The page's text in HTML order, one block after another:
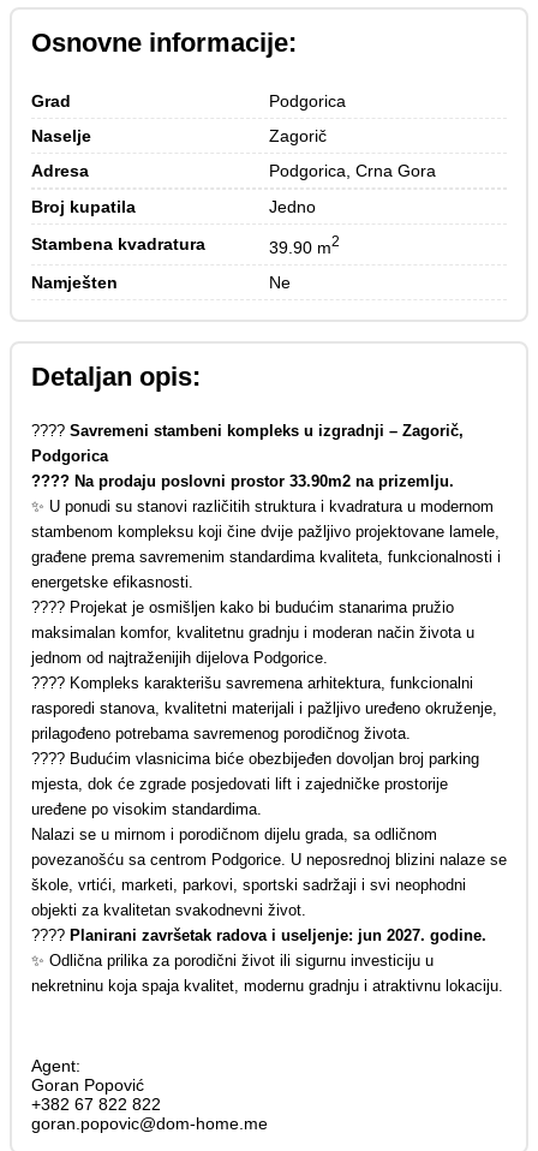
Osnovne informacije:
Grad
Podgorica
Naselje
Zagorič
Adresa
Podgorica, Crna Gora
Broj kupatila
Jedno
Stambena kvadratura
39.90 m2
Namješten Ne
Detaljan opis:
???? Savremeni stambeni kompleks u izgradnji – Zagorič,
Podgorica
???? Na prodaju poslovni prostor 33.90m2 na prizemlju.
✨ U ponudi su stanovi različitih struktura i kvadratura u modernom
stambenom kompleksu koji čine dvije pažljivo projektovane lamele,
građene prema savremenim standardima kvaliteta, funkcionalnosti i
energetske efikasnosti.
???? Projekat je osmišljen kako bi budućim stanarima pružio
maksimalan komfor, kvalitetnu gradnju i moderan način života u
jednom od najtraženijih dijelova Podgorice.
???? Kompleks karakterišu savremena arhitektura, funkcionalni
rasporedi stanova, kvalitetni materijali i pažljivo uređeno okruženje,
prilagođeno potrebama savremenog porodičnog života.
???? Budućim vlasnicima biće obezbijeđen dovoljan broj parking
mjesta, dok će zgrade posjedovati lift i zajedničke prostorije
uređene po visokim standardima.
Nalazi se u mirnom i porodičnom dijelu grada, sa odličnom
povezanošću sa centrom Podgorice. U neposrednoj blizini nalaze se
škole, vrtići, marketi, parkovi, sportski sadržaji i svi neophodni
objekti za kvalitetan svakodnevni život.
???? Planirani završetak radova i useljenje: jun 2027. godine.
✨ Odlična prilika za porodični život ili sigurnu investiciju u
nekretninu koja spaja kvalitet, modernu gradnju i atraktivnu lokaciju.
Agent:
Goran Popović
+382 67 822 822
goran.popovic@dom-home.me